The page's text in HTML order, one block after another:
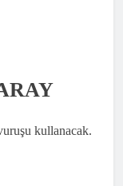
kullanacak.